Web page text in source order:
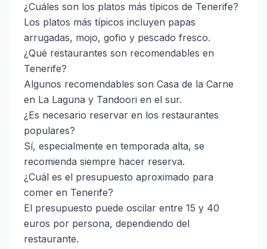
¿Cuáles son los platos más típicos de Tenerife?
Los platos más típicos incluyen papas
arrugadas, mojo, gofio y pescado fresco.
¿Qué restaurantes son recomendables en
Tenerife?
Algunos recomendables son Casa de la Carne
en La Laguna y Tandoori en el sur.
¿Es necesario reservar en los restaurantes
populares?
Sí, especialmente en temporada alta, se
recomienda siempre hacer reserva.
¿Cuál es el presupuesto aproximado para
comer en Tenerife?
El presupuesto puede oscilar entre 15 y 40
euros por persona, dependiendo del
restaurante.